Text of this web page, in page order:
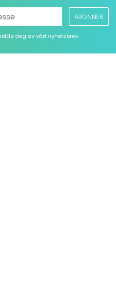
ABONNER
deg av vårt nyhetsbrev